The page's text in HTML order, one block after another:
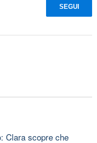
SEGUI
Clara scopre che